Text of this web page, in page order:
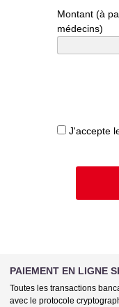
Montant (à
médecins)
J'accepte
PAIEMENT EN LIGNE
Toutes les transactions
avec le protocole